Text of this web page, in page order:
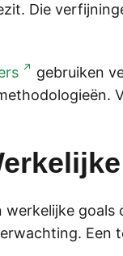
Die
gebruiken
werkelijke
Een